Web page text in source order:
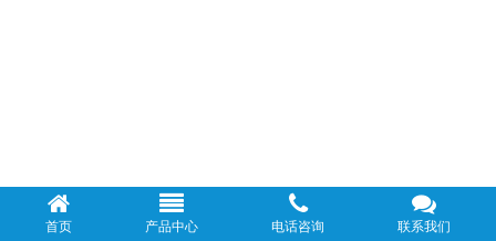
首页 产品中心 电话咨询 联系我们